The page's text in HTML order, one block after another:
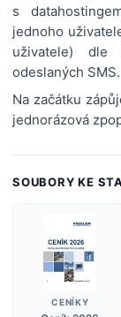
s
jednoho
uživatele) dle
odeslaných SMS.
Na začátku
jednorázová
SOUBORY KE
CENÍKY